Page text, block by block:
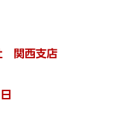
関西支店